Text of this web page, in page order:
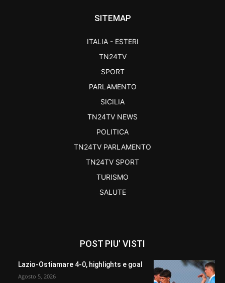
SITEMAP
ITALIA - ESTERI
TN24TV
SPORT
PARLAMENTO
SICILIA
TN24TV NEWS
POLITICA
TN24TV PARLAMENTO
TN24TV SPORT
TURISMO
SALUTE
POST PIU' VISTI
Lazio-Ostiamare 4-0, highlights e goal
Agosto 5, 2026